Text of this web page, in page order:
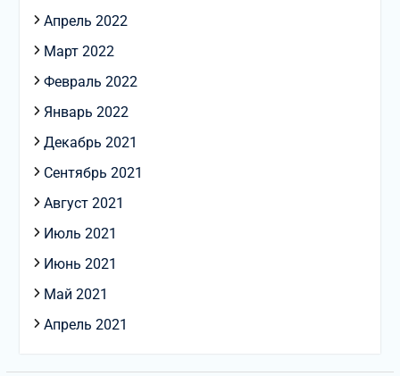
Апрель 2022
Март 2022
Февраль 2022
Январь 2022
Декабрь 2021
Сентябрь 2021
Август 2021
Июль 2021
Июнь 2021
Май 2021
Апрель 2021